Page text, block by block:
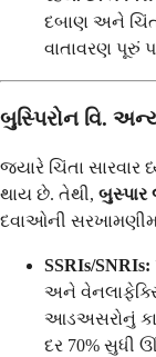
દબાણ અને
વાતાવરણ પૂરું
બુસ્પિરોન વિ.
જ્યારે ચિંતા સારવાર
થાય છે. તેથી,
દવાઓની
SSRIs/SNRIs:
અને
આડઅસરોનું
દર 70% સુધી